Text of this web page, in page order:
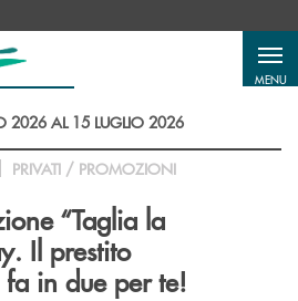
MENU
2026 AL 15 LUGLIO 2026
PRIVATI / PROMOZIONI
“Taglia la
Il prestito
in due per te!